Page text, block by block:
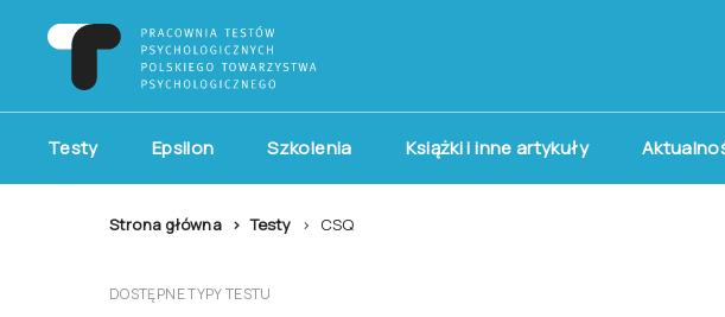
Testy Epsilon Szkolenia Książki i inne artykuły
Strona główna Testy CSQ
DOSTĘPNE TYPY TESTU